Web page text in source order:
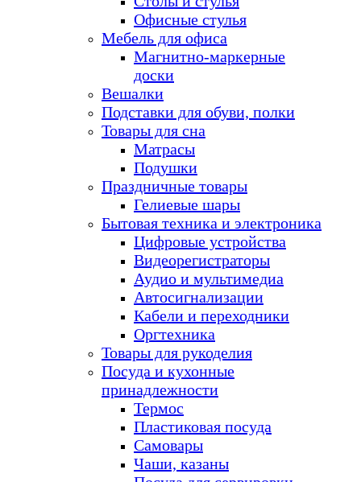
Офисные стулья
Мебель для офиса
Магнитно-маркерные
доски
Вешалки
Подставки для обуви, полки
Товары для сна
Матрасы
Подушки
Праздничные товары
Гелиевые шары
Бытовая техника и электроника
Цифровые устройства
Видеорегистраторы
Аудио и мультимедиа
Автосигнализации
Кабели и переходники
Оргтехника
Товары для рукоделия
Посуда и кухонные
принадлежности
Термос
Пластиковая посуда
Самовары
Чаши, казаны